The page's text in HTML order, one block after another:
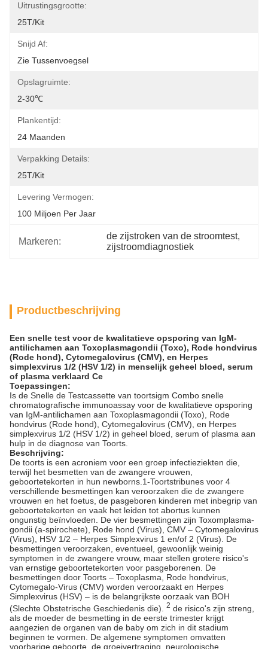
Uitrustingsgrootte:
25T/Kit
Snijd Af:
Zie Tussenvoegsel
Opslagruimte:
2-30℃
Plankentijd:
24 Maanden
Verpakking Details:
25T/Kit
Levering Vermogen:
100 Miljoen Per Jaar
Markeren:
de zijstroken van de stroomtest,
zijstroomdiagnostiek
Productbeschrijving
Een snelle test voor de kwalitatieve opsporing van IgM-
antilichamen aan Toxoplasmagondii (Toxo), Rode hondvirus
(Rode hond), Cytomegalovirus (CMV), en Herpes
simplexvirus 1/2 (HSV 1/2) in menselijk geheel bloed, serum
of plasma verklaard Ce
Toepassingen:
Is de Snelle de Testcassette van toortsigm Combo snelle
chromatografische immunoassay voor de kwalitatieve opsporing
van IgM-antilichamen aan Toxoplasmagondii (Toxo), Rode
hondvirus (Rode hond), Cytomegalovirus (CMV), en Herpes
simplexvirus 1/2 (HSV 1/2) in geheel bloed, serum of plasma aan
hulp in de diagnose van Toorts.
Beschrijving:
De toorts is een acroniem voor een groep infectieziekten die,
terwijl het besmetten van de zwangere vrouwen,
geboortetekorten in hun newborns.1-Toortstribunes voor 4
verschillende besmettingen kan veroorzaken die de zwangere
vrouwen en het foetus, de pasgeboren kinderen met inbegrip van
geboortetekorten en vaak het leiden tot abortus kunnen
ongunstig beïnvloeden. De vier besmettingen zijn Toxomplasma-
gondii (a-spirochete), Rode hond (Virus), CMV – Cytomegalovirus
(Virus), HSV 1/2 – Herpes Simplexvirus 1 en/of 2 (Virus). De
besmettingen veroorzaken, eventueel, gewoonlijk weinig
symptomen in de zwangere vrouw, maar stellen grotere risico's
van ernstige geboortetekorten voor pasgeborenen. De
besmettingen door Toorts – Toxoplasma, Rode hondvirus,
Cytomegalo-Virus (CMV) worden veroorzaakt en Herpes
Simplexvirus (HSV) – is de belangrijkste oorzaak van BOH
(Slechte Obstetrische Geschiedenis die).
2 de risico's zijn streng,
als de moeder de besmetting in de eerste trimester krijgt
aangezien de organen van de baby om zich in dit stadium
beginnen te vormen. De algemene symptomen omvatten
voorbarige geboorte, de groeivertraging, neurologische